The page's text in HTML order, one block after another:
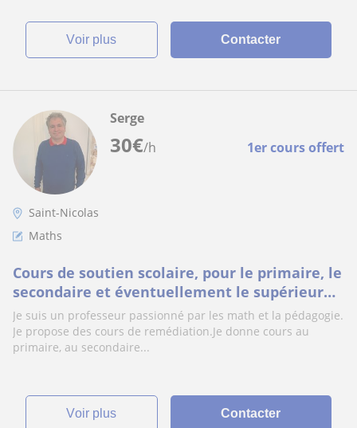
voir plus Contacter
30€/h 1er cours offert
Serge
Saint-Nicolas
Maths
Cours de soutien scolaire, pour le primaire, le
secondaire et éventuellement le supérieur
suivant la matière
Je suis un professeur passionné par les math et la pédagogie.
Je propose des cours de remédiation.Je donne cours au
primaire, au secondaire...
voir plus Contacter